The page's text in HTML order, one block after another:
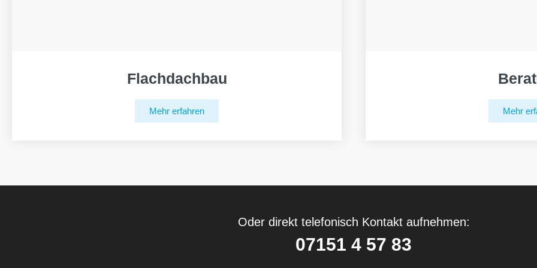
Flachdachbau
Mehr erfahren Mehr
Oder direkt telefonisch Kontakt aufnehmen:
07151 4 57 83